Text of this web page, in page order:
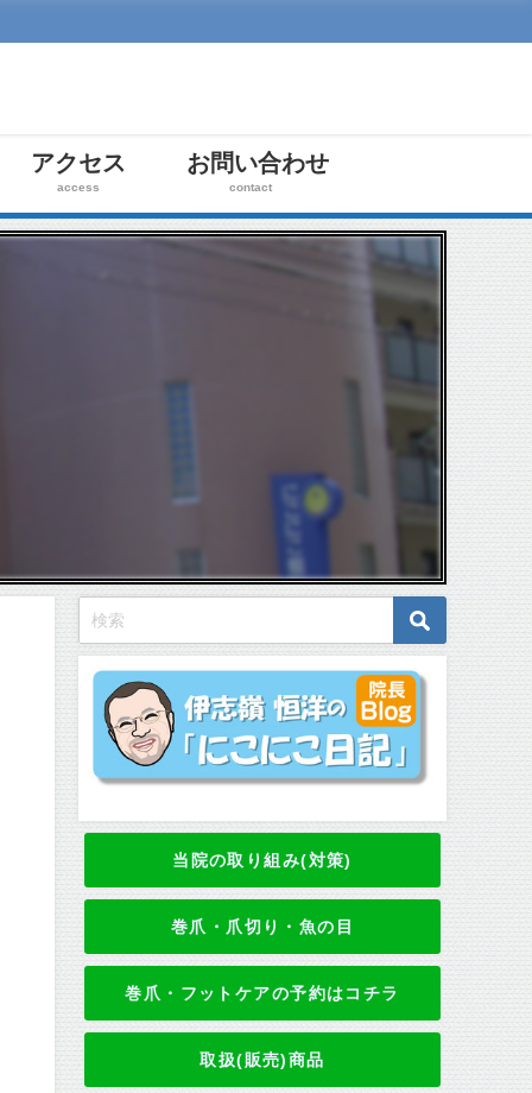
アクセス
access
お問い合わせ
contact
当院の取り組み(対策)
巻爪・爪切り・魚の目
巻爪・フットケアの予約はコチラ
取扱(販売)商品